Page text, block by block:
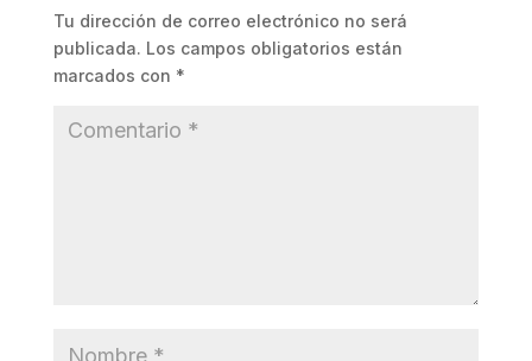
Tu dirección de correo electrónico no será
publicada. Los campos obligatorios están
marcados con *